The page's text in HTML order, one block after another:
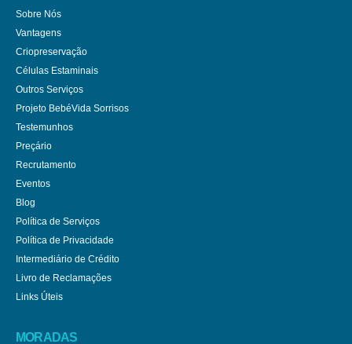
Sobre Nós
Vantagens
Criopreservação
Células Estaminais
Outros Serviços
Projeto BebéVida Sorrisos
Testemunhos
Preçário
Recrutamento
Eventos
Blog
Política de Serviços
Política de Privacidade
Intermediário de Crédito
Livro de Reclamações
Links Úteis
MORADAS